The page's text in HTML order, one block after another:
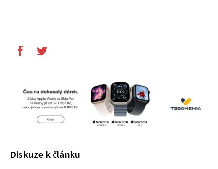
Diskuze k článku